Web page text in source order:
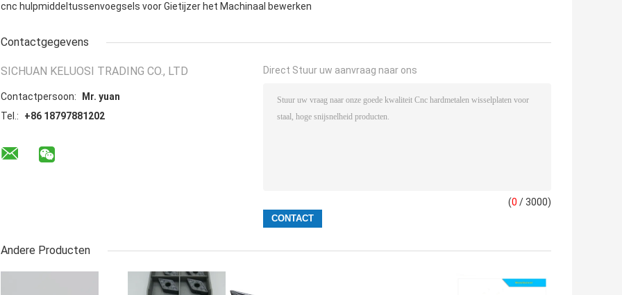
cnc hulpmiddeltussenvoegsels voor Gietijzer het Machinaal bewerken
Contactgegevens
SICHUAN KELUOSI TRADING CO., LTD
Contactpersoon:
Mr. yuan
Tel.:
+86 18797881202
Direct Stuur uw aanvraag naar ons
(0 / 3000)
Andere Producten